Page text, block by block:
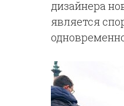
дизайнера
является